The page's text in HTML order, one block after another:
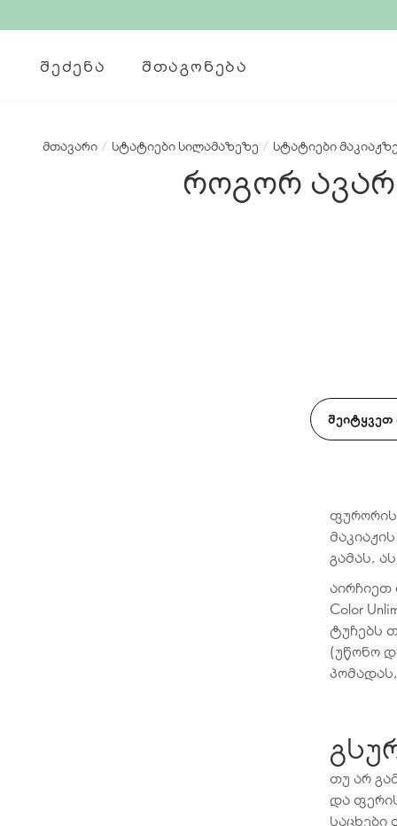
ᲨᲔᲫᲔᲜᲐ ᲨᲗᲐᲒᲝᲜᲔᲑᲐ
მთავარი / სტატიები სილამაზეზე / სტატიები მაკიაჟზე
როგორ
ᲨᲔᲘᲢᲧᲕᲔᲗ
გამას,
აირჩიეთ
Color
ტუჩებს
(უწონო
პომადას,
თუ არ
და
საცხები